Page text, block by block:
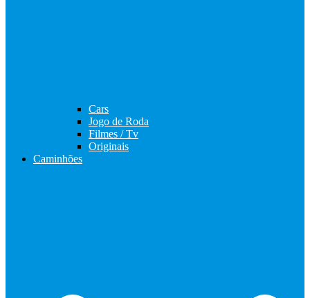
Cars
Jogo de Roda
Filmes / Tv
Originais
Caminhões